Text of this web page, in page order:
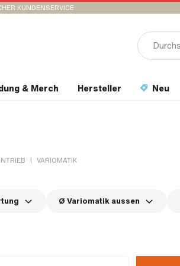
KUNDENSERVICE
& Merch Hersteller Neu
| VARIOMATIK
Ø Variomatik aussen